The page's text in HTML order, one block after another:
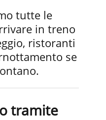
tutte le
in treno
ristoranti
se
tramite